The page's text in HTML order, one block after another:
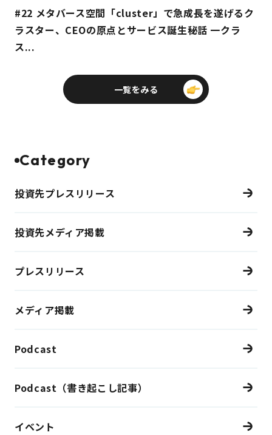
#22 メタバース空間「cluster」で急成長を遂げるク
ラスター、CEOの原点とサービス誕生秘話 一クラ
ス...
一覧をみる
Category
投資先プレスリリース
投資先メディア掲載
プレスリリース
メディア掲載
Podcast
Podcast（書き起こし記事）
イベント